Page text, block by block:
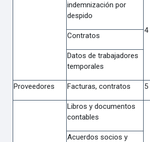
indemnización por
despido
4
Contratos
Datos de trabajadores
temporales
Proveedores Facturas, contratos 5
Libros y documentos
contables
Acuerdos socios y